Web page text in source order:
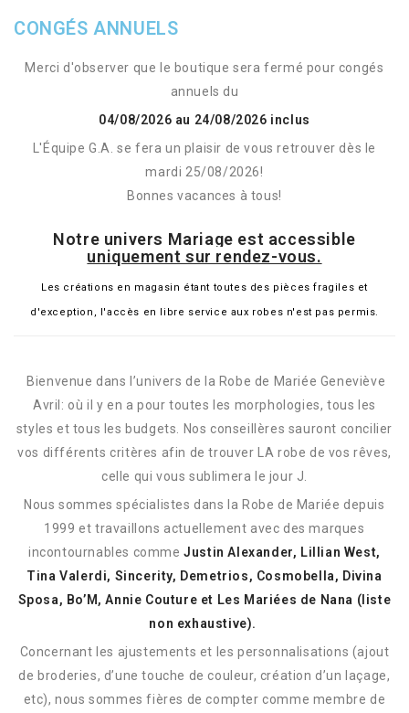
CONGÉS ANNUELS
Merci d'observer que le boutique sera fermé pour congés
annuels du
04/08/2026 au 24/08/2026 inclus
L'Équipe G.A. se fera un plaisir de vous retrouver dès le
mardi 25/08/2026!
Bonnes vacances à tous!
Notre univers Mariage est accessible
uniquement sur rendez-vous.
Les créations en magasin étant toutes des pièces fragiles et
d'exception, l'accès en libre service aux robes n'est pas permis.
Bienvenue dans l’univers de la Robe de Mariée Geneviève
Avril: où il y en a pour toutes les morphologies, tous les
styles et tous les budgets. Nos conseillères sauront concilier
vos différents critères afin de trouver LA robe de vos rêves,
celle qui vous sublimera le jour J.
Nous sommes spécialistes dans la Robe de Mariée depuis
1999 et travaillons actuellement avec des marques
incontournables commeJustin Alexander, Lillian West,
Tina Valerdi, Sincerity, Demetrios, Cosmobella, Divina
Sposa, Bo’M, Annie Couture et Les Mariées de Nana (liste
non exhaustive).
Concernant les ajustements et les personnalisations (ajout
de broderies, d’une touche de couleur, création d’un laçage,
etc), nous sommes fières de compter comme membre de